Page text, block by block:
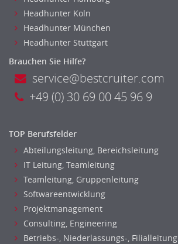
Headhunter Koln
Headhunter München
Headhunter Stuttgart
Brauchen Sie Hilfe?
service@bestcruiter.com
+49 (0) 30 69 00 45 96 9
TOP Berufsfelder
Abteilungsleitung, Bereichsleitung
IT Leitung, Teamleitung
Teamleitung, Gruppenleitung
Softwareentwicklung
Projektmanagement
Consulting, Engineering
Betriebs-, Niederlassungs-, Filialleitung